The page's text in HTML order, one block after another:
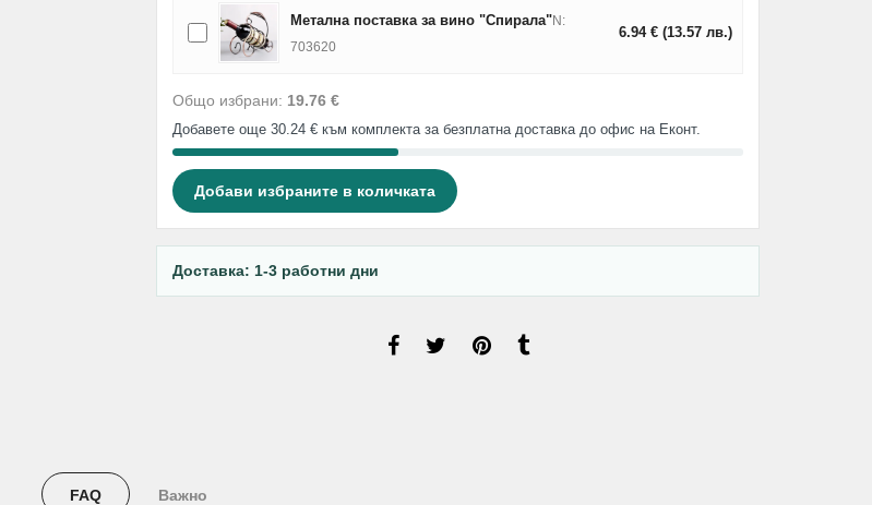
Метална поставка за вино "Спирала"N:
703620
6.94 € (13.57 лв.)
Общо избрани: 19.76 €
Добавете още 30.24 € към комплекта за безплатна доставка до офис на Еконт.
Добави избраните в количката
Доставка: 1-3 работни дни
FAQ Важно